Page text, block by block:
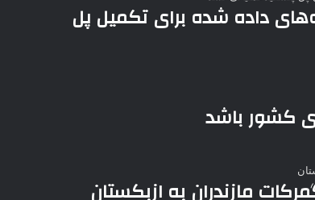
داده شده برای تکمیل پل
کشور باشد